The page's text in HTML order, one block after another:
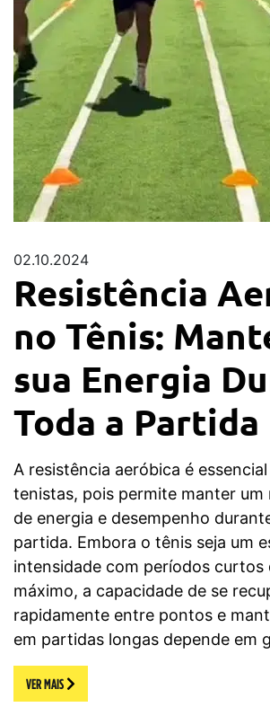
02.10.2024
Resistência
no Tênis:
sua Energia
Toda a Partida
A resistência aeróbica é
tenistas, pois permite manter
de energia e desempenho
partida. Embora o tênis seja um
intensidade com períodos curtos
máximo, a capacidade de se
rapidamente entre pontos e
em partidas longas depende em
VER MAIS